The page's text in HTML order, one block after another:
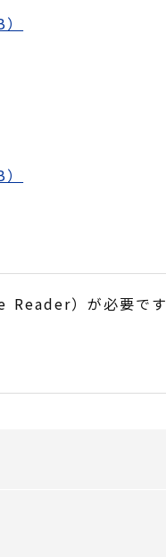
Reader）が必要で